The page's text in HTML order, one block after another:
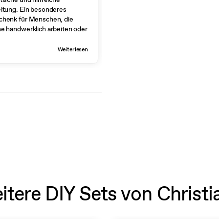
Ein besonderes
für Menschen, die
handwerklich arbeiten oder
die schon alles haben.
Weiterlesen
DIY Sets von